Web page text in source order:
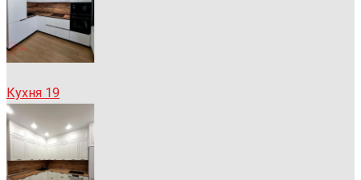
Кухня 19